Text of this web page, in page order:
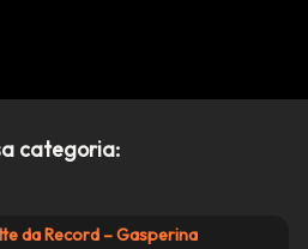
categoria:
da Record – Gasperina